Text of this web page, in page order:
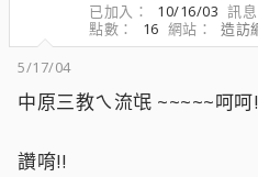
已加入
10/16/03 訊息
點數
16 網站
造訪
5/17/04
中原三教ㄟ流氓 ~~~~~呵呵
讚唷!!